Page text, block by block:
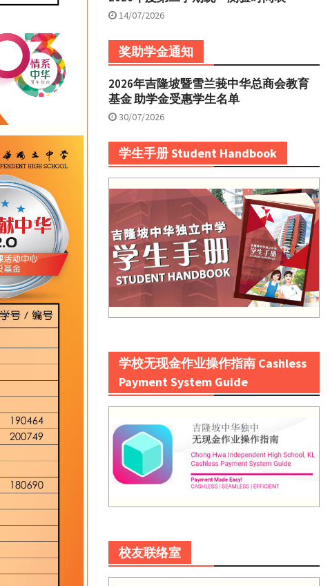
14/07/2026
奖助学金通知
2026年吉隆坡暨雪兰莪中华总商会教育
基金 助学金受惠学生名单
30/07/2026
学生手册 Student Handbook
学校无现金作业操作指南 Cashless
Payment System Guide
校友联络室